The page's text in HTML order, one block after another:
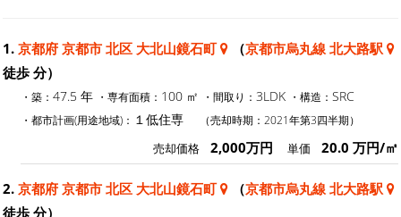
1. 京都府 京都市 北区 大北山鏡石町 （京都市烏丸線 北大路駅
徒歩 分）
・築： 47.5 年 ・専有面積： 100 ㎡ ・間取り： 3LDK ・構造： SRC
・都市計画(用途地域)： １低住専 （売却時期：2021年第3四半期）
売却価格 2,000万円 単価 20.0 万円/㎡
2. 京都府 京都市 北区 大北山鏡石町 （京都市烏丸線 北大路駅
徒歩 分）